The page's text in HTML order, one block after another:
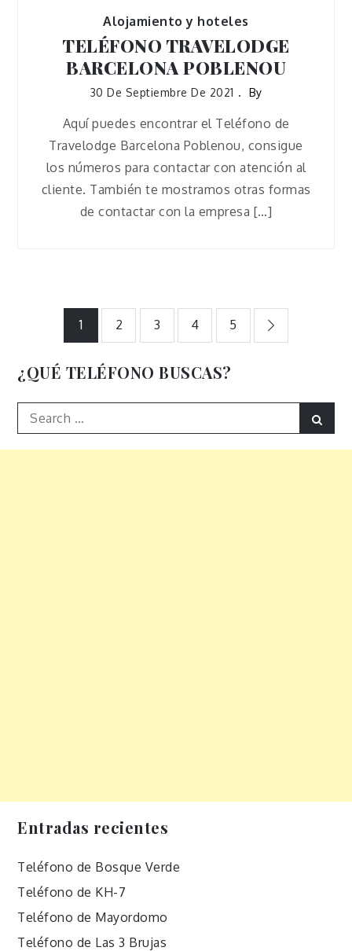
Alojamiento y hoteles
TELÉFONO TRAVELODGE
BARCELONA POBLENOU
30 De Septiembre De 2021 By
Aquí puedes encontrar el Teléfono de
Travelodge Barcelona Poblenou, consigue
los números para contactar con atención al
cliente. También te mostramos otras formas
de contactar con la empresa […]
Paginación
de
entradas
1 2 3 4 5
¿QUÉ TELÉFONO BUSCAS?
Search
for:
Entradas recientes
Teléfono de Bosque Verde
Teléfono de KH-7
Teléfono de Mayordomo
Teléfono de Las 3 Brujas